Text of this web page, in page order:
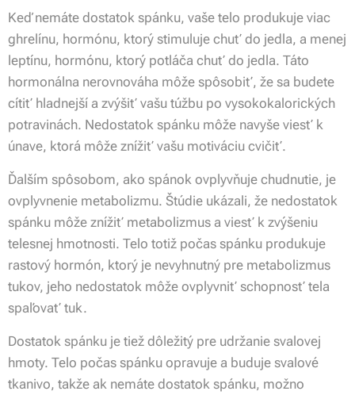
Keď nemáte dostatok spánku, vaše telo produkuje viac
ghrelínu, hormónu, ktorý stimuluje chuť do jedla, a menej
leptínu, hormónu, ktorý potláča chuť do jedla. Táto
hormonálna nerovnováha môže spôsobiť, že sa budete
cítiť hladnejší a zvýšiť vašu túžbu po vysokokalorických
potravinách. Nedostatok spánku môže navyše viesť k
únave, ktorá môže znížiť vašu motiváciu cvičiť.
Ďalším spôsobom, ako spánok ovplyvňuje chudnutie, je
ovplyvnenie metabolizmu. Štúdie ukázali, že nedostatok
spánku môže znížiť metabolizmus a viesť k zvýšeniu
telesnej hmotnosti. Telo totiž počas spánku produkuje
rastový hormón, ktorý je nevyhnutný pre metabolizmus
tukov, jeho nedostatok môže ovplyvniť schopnosť tela
spaľovať tuk.
Dostatok spánku je tiež dôležitý pre udržanie svalovej
hmoty. Telo počas spánku opravuje a buduje svalové
tkanivo, takže ak nemáte dostatok spánku, možno